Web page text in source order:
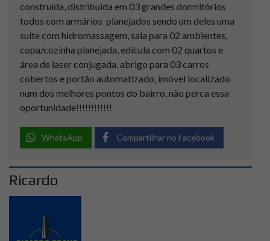
construída, distribuída em 03 grandes dormitórios
todos com armários planejados sendo um deles uma
suíte com hidromassagem, sala para 02 ambientes,
copa/cozinha planejada, edícula com 02 quartos e
área de laser conjugada, abrigo para 03 carros
cobertos e portão automatizado, imóvel localizado
num dos melhores pontos do bairro, não perca essa
oportunidade!!!!!!!!!!!!
WhatsApp Compartilhar no Facebook
Ricardo